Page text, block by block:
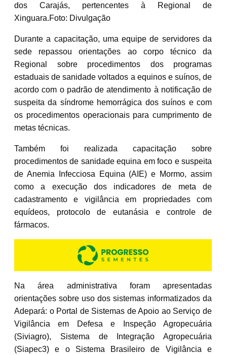
dos Carajás, pertencentes à Regional de
Xinguara.Foto: Divulgação
Durante a capacitação, uma equipe de servidores da
sede repassou orientações ao corpo técnico da
Regional sobre procedimentos dos programas
estaduais de sanidade voltados a equinos e suínos, de
acordo com o padrão de atendimento à notificação de
suspeita da síndrome hemorrágica dos suínos e com
os procedimentos operacionais para cumprimento de
metas técnicas.
Também foi realizada capacitação sobre
procedimentos de sanidade equina em foco e suspeita
de Anemia Infecciosa Equina (AIE) e Mormo, assim
como a execução dos indicadores de meta de
cadastramento e vigilância em propriedades com
equídeos, protocolo de eutanásia e controle de
fármacos.
Na área administrativa foram apresentadas
orientações sobre uso dos sistemas informatizados da
Adepará: o Portal de Sistemas de Apoio ao Serviço de
Vigilância em Defesa e Inspeção Agropecuária
(Siviagro), Sistema de Integração Agropecuária
(Siapec3) e o Sistema Brasileiro de Vigilância e